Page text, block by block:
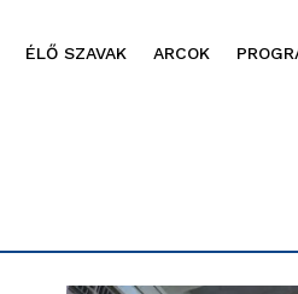
ÉLŐ SZAVAK ARCOK